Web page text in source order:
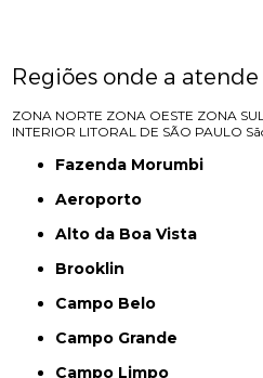
Regiões onde a atende
ZONA NORTE ZONA OESTE ZONA
INTERIOR LITORAL DE SÃO PAULO
Fazenda Morumbi
Aeroporto
Alto da Boa Vista
Brooklin
Campo Belo
Campo Grande
Campo Limpo